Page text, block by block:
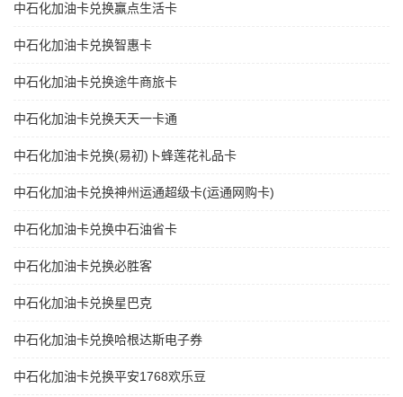
中石化加油卡兑换赢点生活卡
中石化加油卡兑换智惠卡
中石化加油卡兑换途牛商旅卡
中石化加油卡兑换天天一卡通
中石化加油卡兑换(易初)卜蜂莲花礼品卡
中石化加油卡兑换神州运通超级卡(运通网购卡)
中石化加油卡兑换中石油省卡
中石化加油卡兑换必胜客
中石化加油卡兑换星巴克
中石化加油卡兑换哈根达斯电子券
中石化加油卡兑换平安1768欢乐豆